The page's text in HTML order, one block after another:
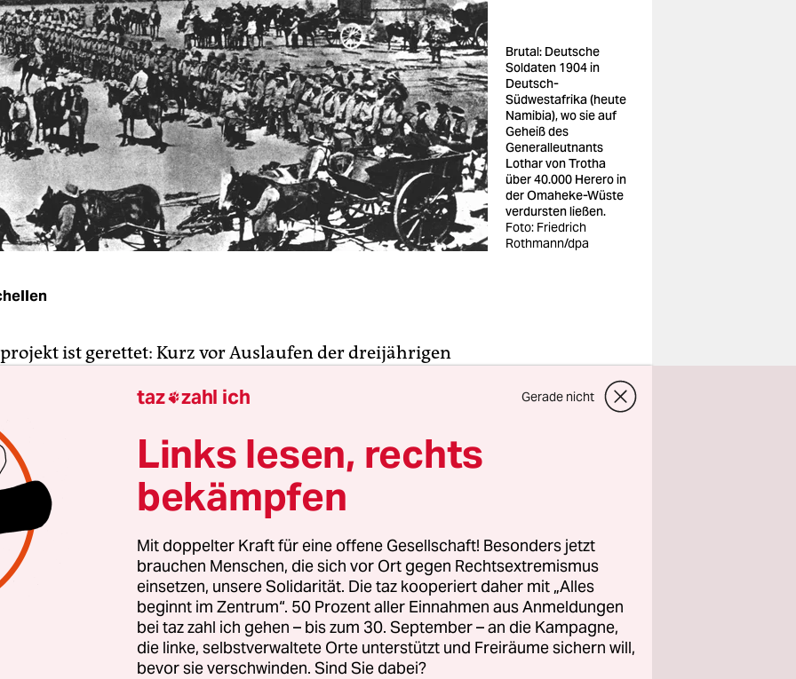
Brutal: Deutsche
Soldaten 1904 in
Deutsch-
Südwestafrika (heute
Namibia), wo sie auf
Geheiß des
Generalleutnants
Lothar von Trotha
über 40.000 Herero in
der Omaheke-Wüste
verdursten ließen.
Foto: Friedrich
Rothmann/dpa
ist gerettet: Kurz vor Auslaufen der dreijährigen
„Hamburgs (post-)koloniales Erbe/Hamburg und die
an der Universität dauerhaft zu fördern. Das
Brosda (SPD), Senator der federführenden
vor drei Wochen in einer Bürgerschafts-Fragestunde
Forschungsstellen-Leiter Jürgen Zimmerer. „Herr Brosda
das Projekt verstetigen, und die für die Finanzierung
überlege derzeit, wie das zu
sei.“
so kurzfristige wie überraschende Wende. Denn in der
auf eine Große Anfrage der Linksfraktion vom August,
taz zahl ich Gerade nicht
Links lesen, rechts
bekämpfen
Mit doppelter Kraft für eine offene Gesellschaft! Besonders jetzt
brauchen Menschen, die sich vor Ort gegen Rechtsextremismus
einsetzen, unsere Solidarität. Die taz kooperiert daher mit „Alles
beginnt im Zentrum“. 50 Prozent aller Einnahmen aus Anmeldungen
bei taz zahl ich gehen – bis zum 30. September – an die Kampagne,
die linke, selbstverwaltete Orte unterstützt und Freiräume sichern will,
bevor sie verschwinden. Sind Sie dabei?